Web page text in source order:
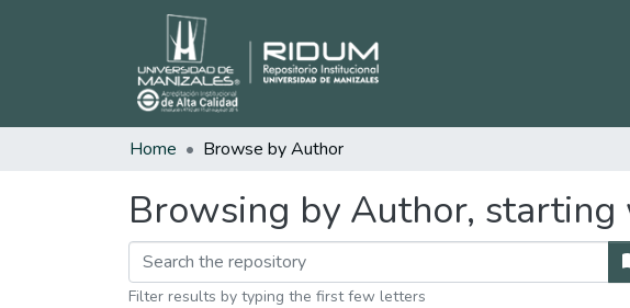
Home Browse by Author
Browsing by Author, starting
Filter results by typing the first few letters